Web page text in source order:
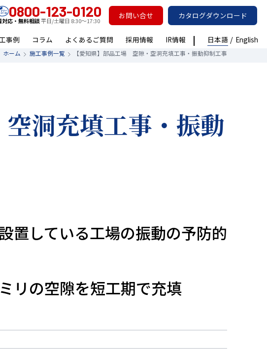
0800-123-0120
対応・無料相談平日/土曜日 8:30～17:30
お問い合せ カタログダウンロード
事例 コラム よくあるご質問 採用情報 IR情報 日本語 English
ホーム 施工事例一覧 【愛知県】部品工場 空隙・空洞充填工事・振動抑制工事
洞充填工事・振動
置している工場の振動の予防的
リの空隙を短工期で充填